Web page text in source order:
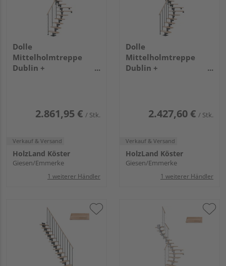
Dolle
Mittelholmtreppe
Dublin +
Metallkomp anthrazit
2.861,95 € / Stk.
Verkauf & Versand
HolzLand Köster
Giesen/Emmerke
1 weiterer Händler
Dolle
Mittelholmtreppe
Dublin +
Metallkomp anthrazit
2.427,60 € / Stk.
Verkauf & Versand
HolzLand Köster
Giesen/Emmerke
1 weiterer Händler